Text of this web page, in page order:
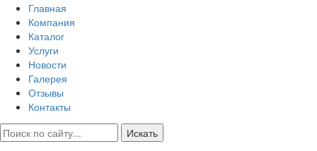
Главная
Компания
Каталог
Услуги
Новости
Галерея
Отзывы
Контакты
Искать